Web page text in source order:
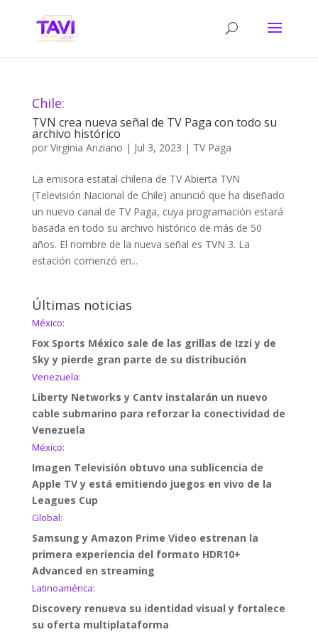
Chile:
TVN crea nueva señal de TV Paga con todo su
archivo histórico
por Virginia Anziano | Jul 3, 2023 | TV Paga
La emisora estatal chilena de TV Abierta TVN
(Televisión Nacional de Chile) anunció que ha diseñado
un nuevo canal de TV Paga, cuya programación estará
basada en todo su archivo histórico de más de 50
años. El nombre de la nueva señal es TVN 3. La
estación comenzó en...
Últimas noticias
México:
Fox Sports México sale de las grillas de Izzi y de
Sky y pierde gran parte de su distribución
Venezuela:
Liberty Networks y Cantv instalarán un nuevo
cable submarino para reforzar la conectividad de
Venezuela
México:
Imagen Televisión obtuvo una sublicencia de
Apple TV y está emitiendo juegos en vivo de la
Leagues Cup
Global:
Samsung y Amazon Prime Video estrenan la
primera experiencia del formato HDR10+
Advanced en streaming
Latinoamérica:
Discovery renueva su identidad visual y fortalece
su oferta multiplataforma